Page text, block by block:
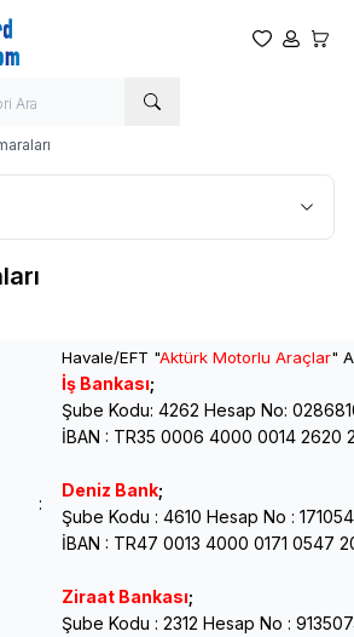
Favorilerim
Hesabım
:
Havale/EFT "Aktürk Motorlu Araçlar"
İş Bankası;
Şube Kodu: 4262 Hesap No:
İBAN : TR35 0006 4000 0014 2620
Deniz Bank;
Şube Kodu : 4610 Hesap No :
İBAN : TR47 0013 4000 0171 0547
Ziraat Bankası;
Şube Kodu : 2312 Hesap No :